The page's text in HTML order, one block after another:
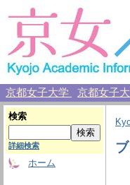
京都女子大学 京都女子
検索
詳細検索
ホーム